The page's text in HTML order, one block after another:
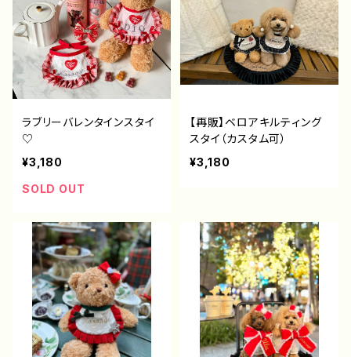
ラブリーバレンタインスタイ
♡
¥3,180
SOLD OUT
【再販】ベロアキルティング
スタイ（カスタム可）
¥3,180